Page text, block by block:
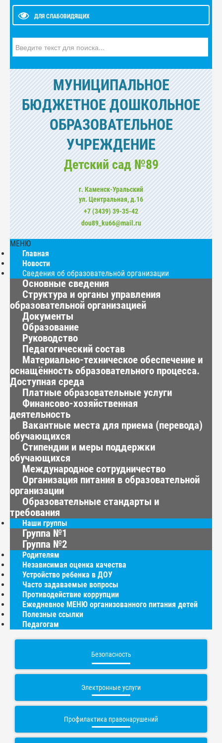
ДЛЯ СЛАБОВИДЯЩИХ
МУНИЦИПАЛЬНОЕ
БЮДЖЕТНОЕ ДОШКОЛЬНОЕ
ОБРАЗОВАТЕЛЬНОЕ
УЧРЕЖДЕНИЕ
Детский сад №89
г. Каменск-Уральский
ул. Центральная, д.16
+7 (3439) 39-35-42
dou89_ku66@mail.ru
МЕНЮ
Главная
Новости
Сведения об образовательной организации
Основные сведения
Структура и органы управления
образовательной организацией
Документы
Образование
Руководство
Педагогический состав
Материально-техническое обеспечение и
оснащённость образовательного процесса.
Доступная среда
Платные образовательные услуги
Финансово-хозяйственная
деятельность
Вакантные места для приема (перевода)
обучающихся
Стипендии и меры поддержки
обучающихся
Международное сотрудничество
Организация питания в образовательной
организации
Образовательные стандарты и
требования
Наши группы
Группа №1
Группа №2
Родителям
Независимая оценка качества
Устройство ребенка в ДОУ
Часто задаваемые вопросы
Противодействие коррупции
Ежедневное МЕНЮ организованного питания детей
Полезные ссылки
Педагогам
Безопасность
Электронные услуги
Профилактика правонарушений